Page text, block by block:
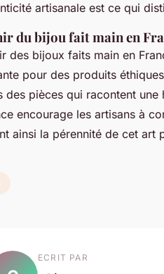
artisanale est ce qui
du bijou fait main en
des bijoux faits main en
pour des produits
des pièces qui racontent
encourage les artisans à
ainsi la pérennité de cet art
ECRIT PAR